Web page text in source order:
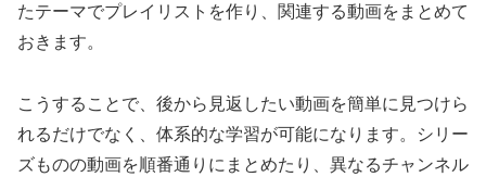
たテーマでプレイリストを作り、関連する動画をまとめて
おきます。
こうすることで、後から見返したい動画を簡単に見つけら
れるだけでなく、体系的な学習が可能になります。シリー
ズものの動画を順番通りにまとめたり、異なるチャンネル